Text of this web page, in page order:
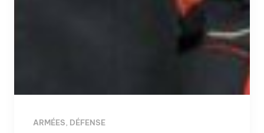
ARMÉES, DÉFENSE